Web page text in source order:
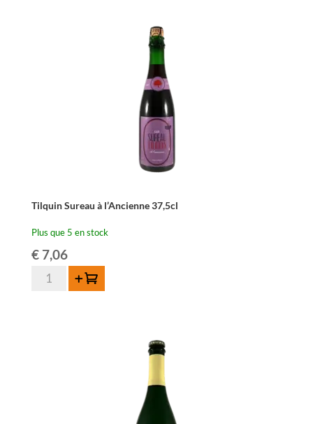
Tilquin Sureau à l’Ancienne 37,5cl
Plus que 5 en stock
€7,06
quantité
Ajouter au panier